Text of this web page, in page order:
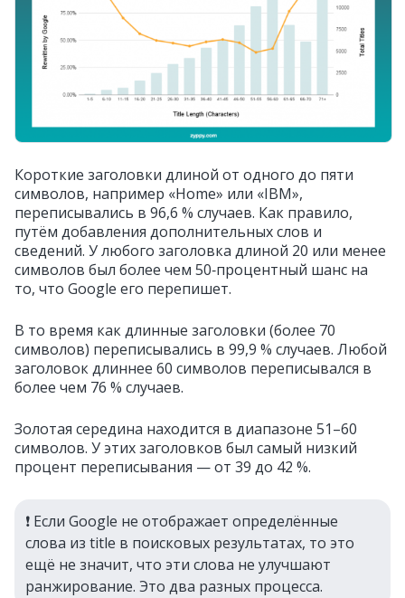
Короткие заголовки длиной от одного до пяти
символов, например «Home» или «IBM»,
переписывались в 96,6 % случаев. Как правило,
путём добавления дополнительных слов и
сведений. У любого заголовка длиной 20 или менее
символов был более чем 50‑процентный шанс на
то, что Google его перепишет.
В то время как длинные заголовки (более 70
символов) переписывались в 99,9 % случаев. Любой
заголовок длиннее 60 символов переписывался в
более чем 76 % случаев.
Золотая середина находится в диапазоне 51–60
символов. У этих заголовков был самый низкий
процент переписывания — от 39 до 42 %.
❗️ Если Google не отображает определённые
слова из title в поисковых результатах, то это
ещё не значит, что эти слова не улучшают
ранжирование. Это два разных процесса.